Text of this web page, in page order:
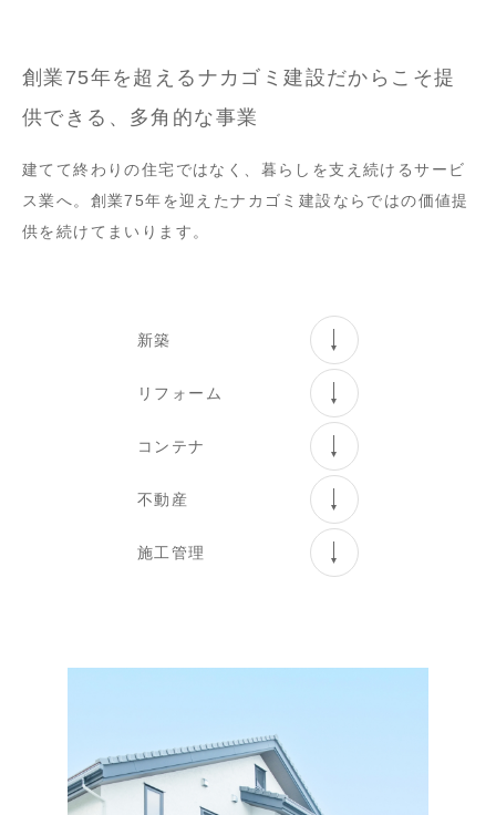
創業75年を超えるナカゴミ建設だからこそ提
供できる、多角的な事業
建てて終わりの住宅ではなく、暮らしを支え続けるサービ
ス業へ。創業75年を迎えたナカゴミ建設ならではの価値提
供を続けてまいります。
新築
リフォーム
コンテナ
不動産
施工管理